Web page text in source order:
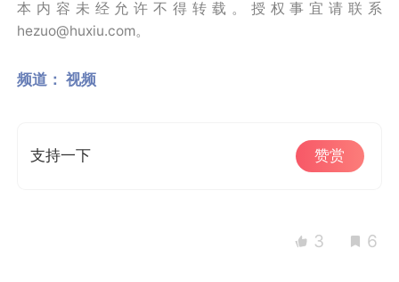
本内容未经允许不得转载。授权事宜请联系
hezuo@huxiu.com。
频道： 视频
支持一下 赞赏
3 6